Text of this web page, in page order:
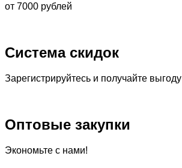
от 7000 рублей
Система скидок
Зарегистрируйтесь и получайте выгоду
Оптовые закупки
Экономьте с нами!